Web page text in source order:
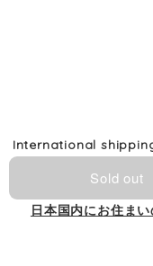
International
Sold out
日本国内にお住ま